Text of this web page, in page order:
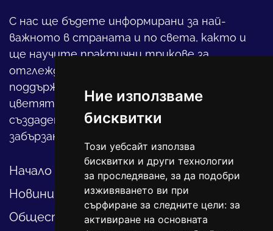
Ние използваме
бисквитки
Този уебсайт използва
бисквитки и други технологии
за проследяване, за да подобри
изживяването ви при
сърфиране за следните цели: за
активиране на основната
С нас ще бъдете информирани за най-
важното в страната и по света, както и
ще научите практични трикове за
отглеждането на детето, за
поддържането на дома и градината,
цветята, интериора и, въобще, как да
създадете своя уютен оазис в този така
забързан свят.
Начало
Новини
Общество